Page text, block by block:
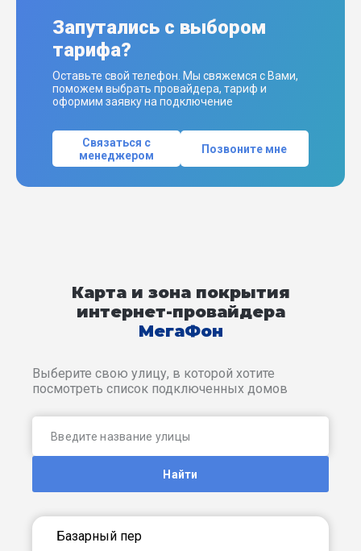
Запутались с выбором
тарифа?
Оставьте свой телефон. Мы свяжемся с Вами,
поможем выбрать провайдера, тариф и
оформим заявку на подключение
Связаться с
менеджером
Позвоните мне
Карта и зона покрытия
интернет-провайдера
МегаФон
Выберите свою улицу, в которой хотите
посмотреть список подключенных домов
Найти
Базарный пер